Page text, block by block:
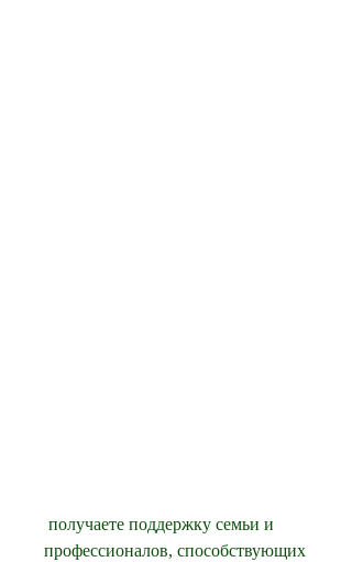
профессионалов, способствующих